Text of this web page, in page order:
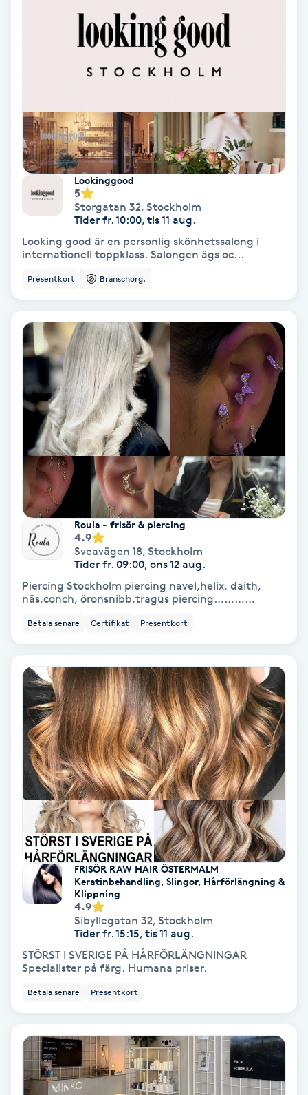
Diamantslipning
Extensions
Extensions borttagning
Eyeliner-tatuering
Faceliftmassage
Fet hårbotten
Fettreducering
Fibromassage
Fillers
Fotmassage
Fotsvamp
Fransfärgning
Fransförlängning
Fransförlängning Megavolym
Fransförlängning Volym
Fransk manikyr
Fransrengöring
Frekvensterapi
Friskvård
Friskvårdsmassage
Frisör
Funktionsanalys
Lookinggood
5
Storgatan 32, Stockholm
Tider fr. 10:00, tis 11 aug.
Looking good är en personlig skönhetssalong i
internationell toppklass. Salongen ägs oc...
Presentkort Branschorg.
Roula - frisör & piercing
4.9
Sveavägen 18, Stockholm
Tider fr. 09:00, ons 12 aug.
Piercing Stockholm piercing navel,helix, daith,
näs,conch, öronsnibb,tragus piercing…………
Betala senare Certifikat Presentkort
FRISÖR RAW HAIR ÖSTERMALM
Keratinbehandling, Slingor, Hårförlängning &
Klippning
4.9
Sibyllegatan 32, Stockholm
Tider fr. 15:15, tis 11 aug.
STÖRST I SVERIGE PÅ HÅRFÖRLÄNGNINGAR
Specialister på färg. Humana priser.
Betala senare Presentkort